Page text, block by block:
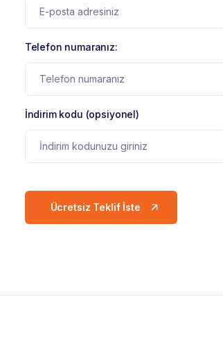
Telefon numaranız:
İndirim kodu (opsiyonel)
Ücretsiz Teklif İste